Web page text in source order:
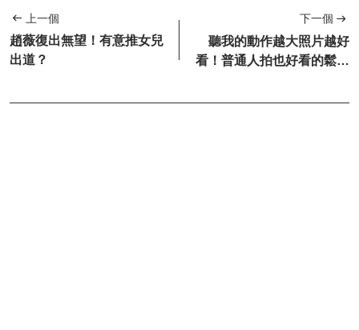
上一個
趙薇復出無望！有意推女兒
出道？
下一個
聽我的動作越大照片越好
看！普通人拍也好看的鬆弛